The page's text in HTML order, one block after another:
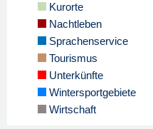
Kurorte
Nachtleben
Sprachenservice
Tourismus
Unterkünfte
Wintersportgebiete
Wirtschaft